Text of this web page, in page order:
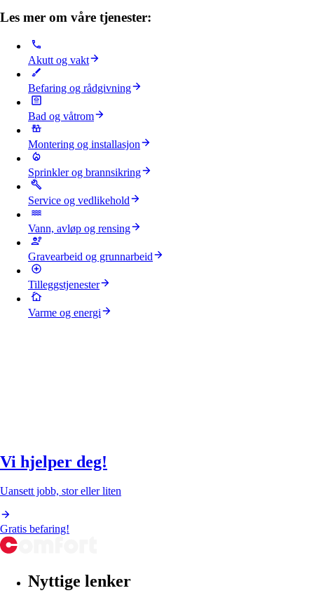
Les mer om våre tjenester:
Akutt og vakt
Befaring og rådgivning
Bad og våtrom
Montering og installasjon
Sprinkler og brannsikring
Service og vedlikehold
Vann, avløp og rensing
Gravearbeid og grunnarbeid
Tilleggstjenester
Varme og energi
Vi hjelper deg!
Uansett jobb, stor eller liten
Gratis befaring!
Nyttige lenker